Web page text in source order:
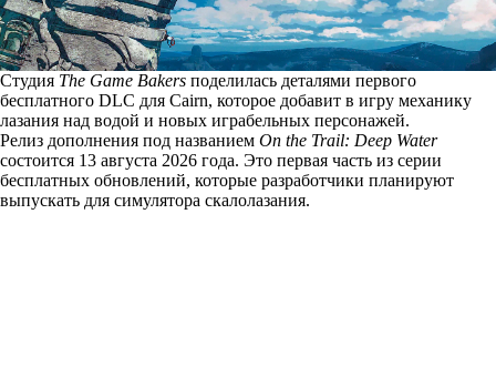
Студия The Game Bakers поделилась деталями первого
бесплатного DLC для Cairn, которое добавит в игру механику
лазания над водой и новых играбельных персонажей.
Релиз дополнения под названием On the Trail: Deep Water
состоится 13 августа 2026 года. Это первая часть из серии
бесплатных обновлений, которые разработчики планируют
выпускать для симулятора скалолазания.